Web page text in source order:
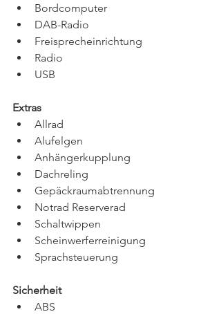
Bordcomputer
DAB-Radio
Freisprecheinrichtung
Radio
USB
Extras
Allrad
Alufelgen
Anhängerkupplung
Dachreling
Gepäckraumabtrennung
Notrad Reserverad
Schaltwippen
Scheinwerferreinigung
Sprachsteuerung
Sicherheit
ABS